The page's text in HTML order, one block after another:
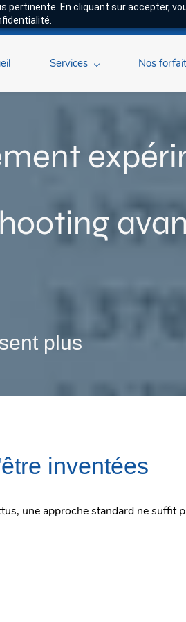
pertinente. En cliquant sur accepter,
Services Nos
plus
inventées
une approche standard ne suffit